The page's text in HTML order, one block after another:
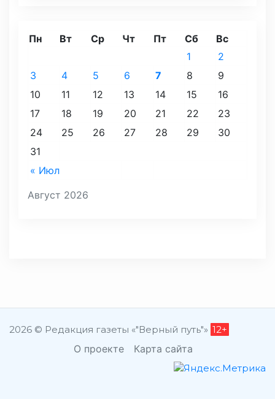
Август 2026
Пн Вт Ср Чт Пт Сб Вс
« Июл
1
2
3
4 5 6 7 8
9
10
11 12 13 14 15
16
17
18 19 20 21 22
23
24
25 26 27 28 29
30
31
2026 © Редакция газеты «"Верный путь"» 12+
О проекте Карта сайта